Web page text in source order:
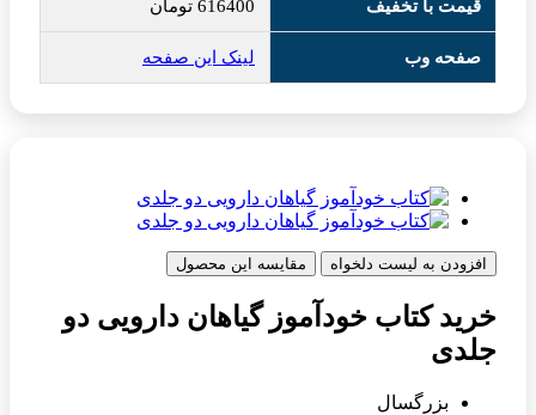
قیمت با تخفیف 616400 تومان
صفحه وب لینک این صفحه
افزودن به لیست دلخواه مقایسه این محصول
خرید کتاب خودآموز گیاهان دارویی دو
جلدی
بزرگسال